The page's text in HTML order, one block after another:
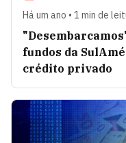
Há um ano • 1 min de
fundos da
crédito privado